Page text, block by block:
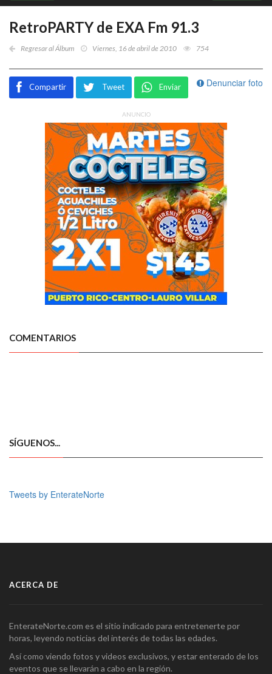
RetroPARTY de EXA Fm 91.3
Regresar al Álbum Viernes, 16 de abril de 2010 754
Denunciar foto
Compartir Tweet Enviar
ANUNCIO
COMENTARIOS
SÍGUENOS...
Tweets by EnterateNorte
ACERCA DE
EnterateNorte.com es el sitio indicado para entretenerte por
horas, leyendo noticias del interés de todas las edades.
Así como viendo fotos y videos exclusivos, y estar enterado de los
eventos que se llevarán a cabo en la región.